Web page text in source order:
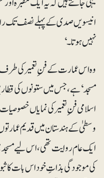
انیسویں صدی کے پہلے نصف تک
نہیں ہوتا۔‘
وہ اس عمارت کے فنِ تعمیر کی طرف
مسجد‘ہے، جس میں ستونوں کی
اسلامی فنِ تعمیر کی نمایاں
وسطیٰ کے ہندستان میں قدیم
ایک عام روایت تھی، اس لیے
کی موجودگی بذاتِ خود اس بات کا